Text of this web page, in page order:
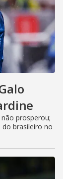
prosperou;
brasileiro no